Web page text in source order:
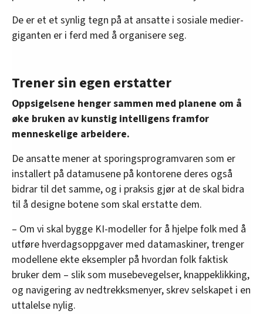
De er et et synlig tegn på at ansatte i sosiale medier-
giganten er i ferd med å organisere seg.
Trener sin egen erstatter
Oppsigelsene henger sammen med planene om å
øke bruken av kunstig intelligens framfor
menneskelige arbeidere.
De ansatte mener at sporingsprogramvaren som er
installert på datamusene på kontorene deres også
bidrar til det samme, og i praksis gjør at de skal bidra
til å designe botene som skal erstatte dem.
– Om vi skal bygge KI-modeller for å hjelpe folk med å
utføre hverdagsoppgaver med datamaskiner, trenger
modellene ekte eksempler på hvordan folk faktisk
bruker dem – slik som musebevegelser, knappeklikking,
og navigering av nedtrekksmenyer, skrev selskapet i en
uttalelse nylig.